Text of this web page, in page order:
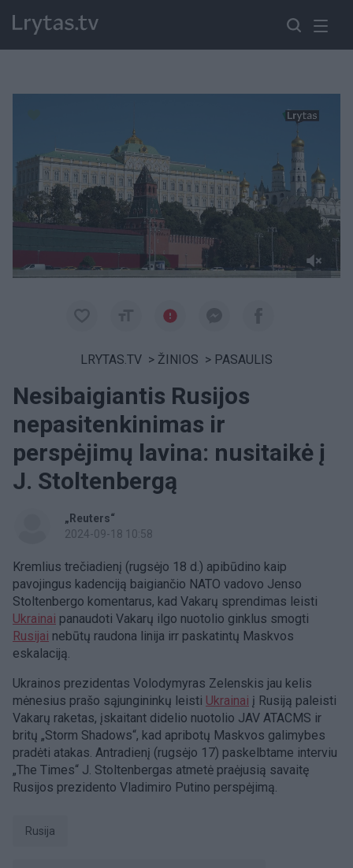
LRYTAS.TV > ŽINIOS > PASAULIS
Nesibaigiantis Rusijos
nepasitenkinimas ir
perspėjimų lavina: nusitaikė į
J. Stoltenbergą
„Reuters“
2024-09-18 10:58
Kremlius trečiadienį (rugsėjo 18 d.) apibūdino kaip
pavojingus kadenciją baigiančio NATO vadovo Jenso
Stoltenbergo komentarus, kad Vakarų sprendimas leisti
Ukrainai panaudoti Vakarų ilgo nuotolio ginklus smogti
Rusijai nebūtų raudona linija irr paskatintų Maskvos
eskalaciją.
Ukrainos prezidentas Volodymyras Zelenskis jau kelis
mėnesius prašo sąjungininkų leisti Ukrainai į Rusiją paleisti
Vakarų raketas, įskaitant didelio nuotolio JAV ATACMS ir
britų „Storm Shadows“, kad apribotų Maskvos galimybes
pradėti atakas. Antradienį (rugsėjo 17) paskelbtame interviu
„The Times“ J. Stoltenbergas atmetė praėjusią savaitę
Rusijos prezidento Vladimiro Putino perspėjimą.
Rusija